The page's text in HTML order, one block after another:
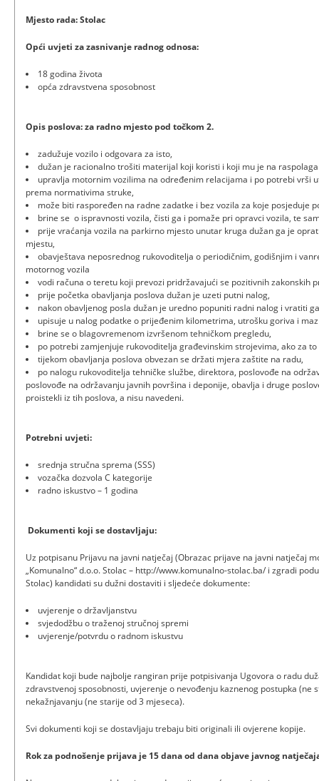
Mjesto rada: Stolac
Opći uvjeti za zasnivanje radnog odnosa:
18 godina života
opća zdravstvena sposobnost
Opis poslova:za radno mjesto pod točkom 2.
zadužuje vozilo i odgovara za isto,
dužan je racionalno trošiti materijal koji koristi i koji mu je na
upravlja motornim vozilima na određenim relacijama i po potrebi vrši
prema normativima struke,
može biti raspoređen na radne zadatke i bez vozila za koje posjeduje
brine se o ispravnosti vozila, čisti ga i pomaže pri opravci vozila, te
prije vraćanja vozila na parkirno mjesto unutar kruga dužan ga je
mjestu,
obavještava neposrednog rukovoditelja o periodičnim, godišnjim i
motornog vozila
vodi računa o teretu koji prevozi pridržavajući se pozitivnih zakonskih
prije početka obavljanja poslova dužan je uzeti putni nalog,
nakon obavljenog posla dužan je uredno popuniti radni nalog i vratiti
upisuje u nalog podatke o prijeđenim kilometrima, utrošku goriva i
brine se o blagovremenom izvršenom tehničkom pregledu,
po potrebi zamjenjuje rukovoditelja građevinskim strojevima, ako za
tijekom obavljanja poslova obvezan se držati mjera zaštite na radu,
po nalogu rukovoditelja tehničke službe, direktora, poslovođe na
poslovođe na održavanju javnih površina i deponije, obavlja i druge
proistekli iz tih poslova, a nisu navedeni.
Potrebni uvjeti:
srednja stručna sprema (SSS)
vozačka dozvola C kategorije
radno iskustvo – 1 godina
Dokumenti koji se dostavljaju:
Uz potpisanu Prijavu na javni natječaj (Obrazac prijave na javni natječaj
„Komunalno“ d.o.o. Stolac – http://www.komunalno-stolac.ba/ i zgradi
Stolac) kandidati su dužni dostaviti i sljedeće dokumente:
uvjerenje o državljanstvu
svjedodžbu o traženoj stručnoj spremi
uvjerenje/potvrdu o radnom iskustvu
Kandidat koji bude najbolje rangiran prije potpisivanja Ugovora o radu
zdravstvenoj sposobnosti, uvjerenje o nevođenju kaznenog postupka (ne
nekažnjavanju (ne starije od 3 mjeseca).
Svi dokumenti koji se dostavljaju trebaju biti originali ili ovjerene kopije.
Rok za podnošenje prijava je 15 dana od dana objave javnog